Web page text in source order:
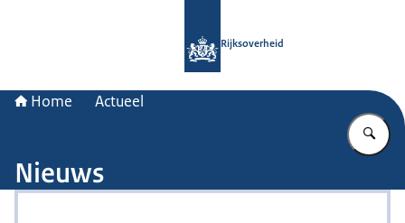
Rijksoverheid
Home Actueel
Nieuws